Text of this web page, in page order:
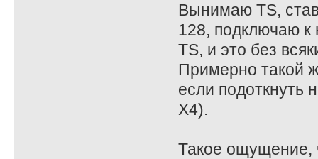
Вынимаю TS,
128, подключаю к
TS, и это без
Примерно такой
если подоткнуть
X4).
Такое ощущение,